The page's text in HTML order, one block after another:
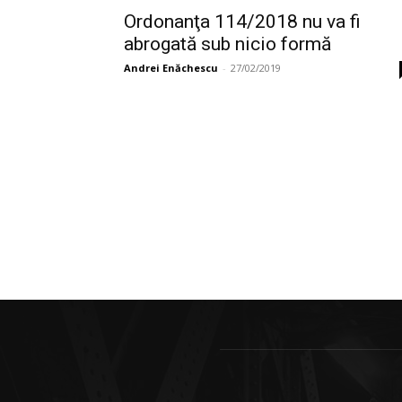
Ordonanţa 114/2018 nu va fi
abrogată sub nicio formă
Andrei Enăchescu - 27/02/2019